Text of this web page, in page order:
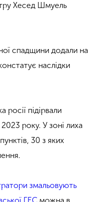
Хесед Шмуель
спадщини додали на
наслідки
росії підірвали
року. У зоні лиха
30 з яких
змальовують